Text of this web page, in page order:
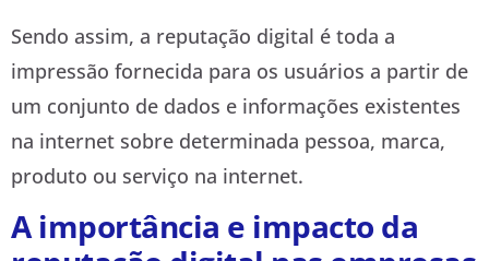
Sendo assim, a reputação digital é toda a
impressão fornecida para os usuários a partir de
um conjunto de dados e informações existentes
na internet sobre determinada pessoa, marca,
produto ou serviço na internet.
A importância e impacto da